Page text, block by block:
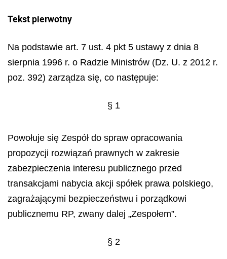
Tekst pierwotny
Na podstawie art. 7 ust. 4 pkt 5 ustawy z dnia 8
sierpnia 1996 r. o Radzie Ministrów (Dz. U. z 2012 r.
poz. 392) zarządza się, co następuje:
§ 1
Powołuje się Zespół do spraw opracowania
propozycji rozwiązań prawnych w zakresie
zabezpieczenia interesu publicznego przed
transakcjami nabycia akcji spółek prawa polskiego,
zagrażającymi bezpieczeństwu i porządkowi
publicznemu RP, zwany dalej „Zespołem”.
§ 2